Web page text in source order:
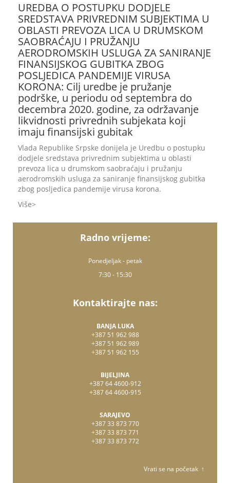
UREDBA O POSTUPKU DODJELE
SREDSTAVA PRIVREDNIM SUBJEKTIMA U
OBLASTI PREVOZA LICA U DRUMSKOM
SAOBRAĆAJU I PRUŽANJU
AERODROMSKIH USLUGA ZA SANIRANJE
FINANSIJSKOG GUBITKA ZBOG
POSLJEDICA PANDEMIJE VIRUSA
KORONA: Cilj uredbe je pružanje
podrške, u periodu od septembra do
decembra 2020. godine, za održavanje
likvidnosti privrednih subjekata koji
imaju finansijski gubitak
Vlada Republike Srpske donijela je Uredbu o postupku
dodjele sredstava privrednim subjektima u oblasti
prevoza lica u drumskom saobraćaju i pružanju
aerodromskih usluga za saniranje finansijskog gubitka
zbog posljedica pandemije virusa korona.
Više
Radno vrijeme:
Ponedjeljak - petak
7:30 - 15:30
Kontaktirajte nas:
BANJA LUKA
+387 51 962 988
+387 51 962 989
+387 51 962 155
BIJELJINA
+387 64 4600-912
+387 64 4600-915
SARAJEVO
+387 33 873 770
+387 33 873 771
+387 33 873 772
Vrati se na početak ↑